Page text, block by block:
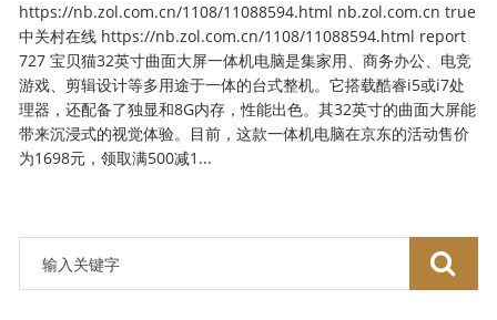
https://nb.zol.com.cn/1108/11088594.html nb.zol.com.cn true
中关村在线 https://nb.zol.com.cn/1108/11088594.html report
727 宝贝猫32英寸曲面大屏一体机电脑是集家用、商务办公、电竞
游戏、剪辑设计等多用途于一体的台式整机。它搭载酷睿i5或i7处
理器，还配备了独显和8G内存，性能出色。其32英寸的曲面大屏能
带来沉浸式的视觉体验。目前，这款一体机电脑在京东的活动售价
为1698元，领取满500减1...